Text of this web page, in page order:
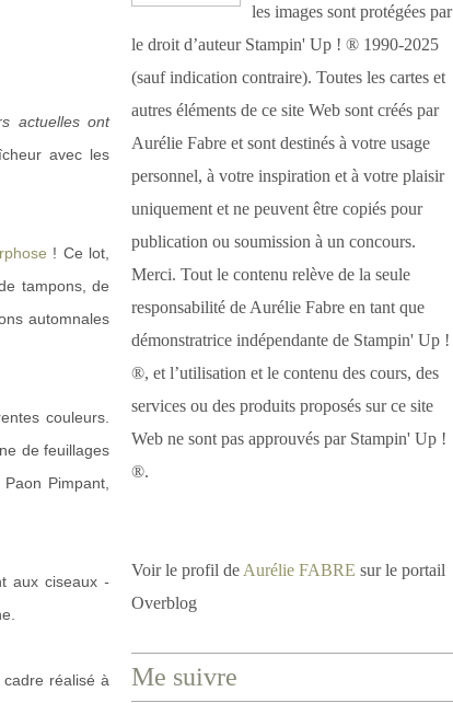
actuelles ont
avec les
! Ce lot,
tampons, de
automnales
couleurs.
de feuillages
Pimpant,
aux ciseaux -
réalisé à
les images sont protégées par
le droit d’auteur Stampin' Up ! ® 1990-2025
(sauf indication contraire). Toutes les cartes et
autres éléments de ce site Web sont créés par
Aurélie Fabre et sont destinés à votre usage
personnel, à votre inspiration et à votre plaisir
uniquement et ne peuvent être copiés pour
publication ou soumission à un concours.
Merci. Tout le contenu relève de la seule
responsabilité de Aurélie Fabre en tant que
démonstratrice indépendante de Stampin' Up !
®, et l’utilisation et le contenu des cours, des
services ou des produits proposés sur ce site
Web ne sont pas approuvés par Stampin' Up !
®.
Voir le profil de Aurélie FABRE sur le portail
Overblog
Me suivre